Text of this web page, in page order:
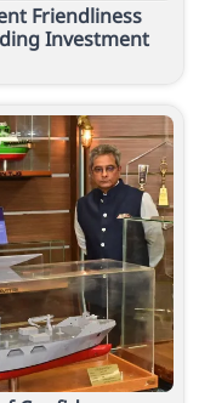
Friendliness
Investment